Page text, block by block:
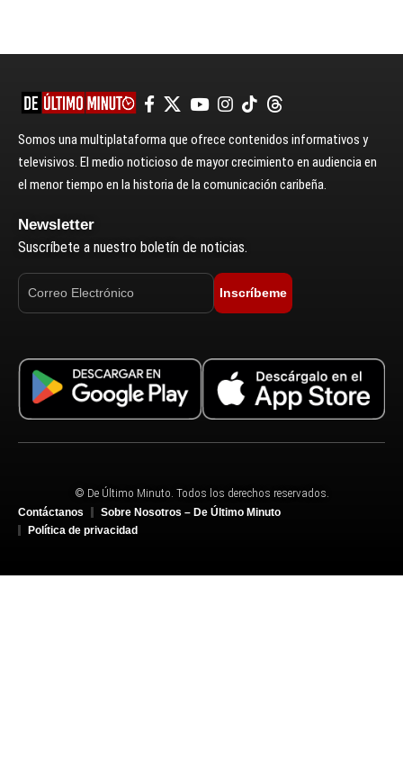
Somos una multiplataforma que ofrece contenidos informativos y
televisivos. El medio noticioso de mayor crecimiento en audiencia en
el menor tiempo en la historia de la comunicación caribeña.
Newsletter
Suscríbete a nuestro boletín de noticias.
Inscríbeme
© De Último Minuto. Todos los derechos reservados.
Contáctanos
Sobre Nosotros – De Último Minuto
Política de privacidad